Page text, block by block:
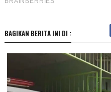
BAGIKAN BERITA INI DI :